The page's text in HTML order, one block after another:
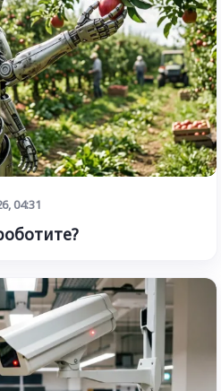
04:31